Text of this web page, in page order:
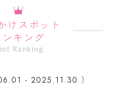
けスポット
ンキング
Ranking
- 2025.11.30 ）